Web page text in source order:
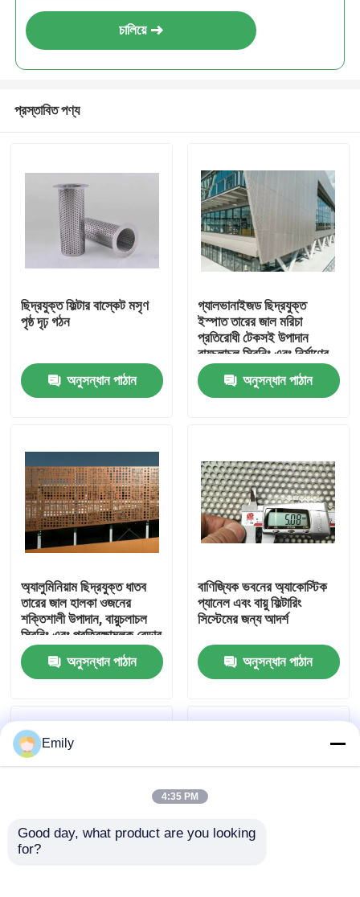
পণ্য
আমাদের সম্বন্ধে
কারখানা পরিদর্শন
গুণমান নিয়ন্ত্রণ
খবর
প্রসারিত ধাতু তারের জাল
চালিয়ে
প্রস্তাবিত পণ্য
ছিদ্রযুক্ত ফিল্টার বাস্কেট মসৃণ
পৃষ্ঠ দৃঢ় গঠন
অনুসন্ধান পাঠান
গ্যালভানাইজড ছিদ্রযুক্ত
ইস্পাত তারের জাল মরিচা
প্রতিরোধী টেকসই উপাদান
বায়ুচলাচল স্ক্রিনিং এবং নির্মাণের
জন্য উপযুক্ত
অনুসন্ধান পাঠান
অ্যালুমিনিয়াম ছিদ্রযুক্ত ধাতব
তারের জাল হালকা ওজনের
শক্তিশালী উপাদান, বায়ুচলাচল
স্ক্রিনিং এবং প্রতিরক্ষামূলক বেড়ার
জন্য আদর্শ
অনুসন্ধান পাঠান
বাণিজ্যিক ভবনের অ্যাকোস্টিক
প্যানেল এবং বায়ু ফিল্টারিং
সিস্টেমের জন্য আদর্শ
অনুসন্ধান পাঠান
Emily
4:35 PM
Good day, what product are you looking
for?